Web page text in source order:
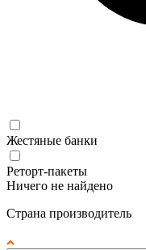
Жестяные банки
Реторт-пакеты
Ничего не найдено
Страна производитель